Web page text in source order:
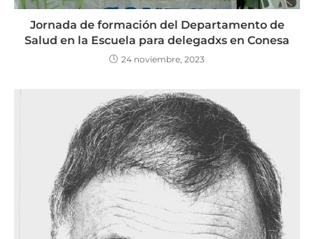
Jornada de formación del Departamento de
Salud en la Escuela para delegadxs en Conesa
24 noviembre, 2023